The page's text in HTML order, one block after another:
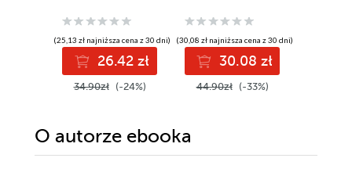
(25,13 zł najniższa cena z 30 dni)
26.42 zł
34.90zł (-24%)
(30,08 zł najniższa cena z 30 dni)
30.08 zł
44.90zł (-33%)
O autorze ebooka